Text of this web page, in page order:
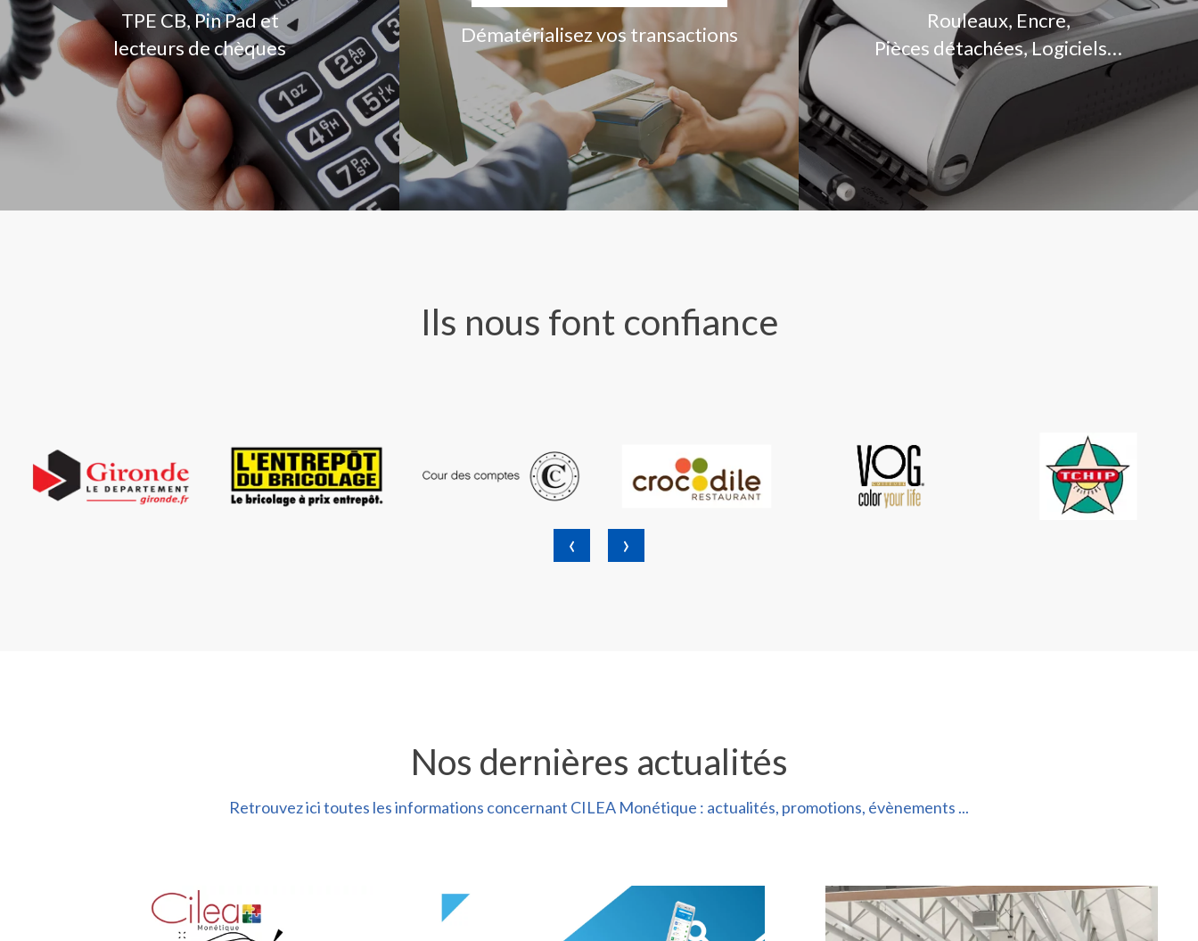
TPE CB, Pin Pad et
lecteurs de chèques
Dématérialisez vos transactions
Rouleaux, Encre,
Pièces détachées, Logiciels…
Ils nous font confiance
‹ ›
Nos dernières actualités
Retrouvez ici toutes les informations concernant CILEA Monétique : actualités, promotions, évènements ...